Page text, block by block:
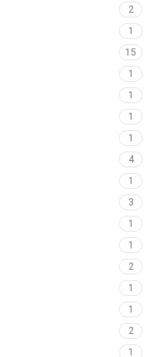
2
1
15
1
1
1
1
4
1
3
1
1
2
1
1
2
1